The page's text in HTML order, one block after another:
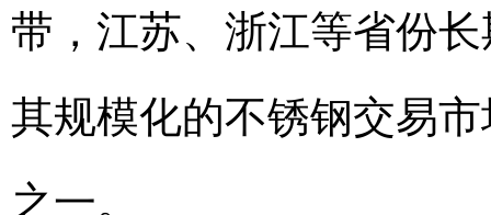
带，江苏、浙江等省份
其规模化的不锈钢交易
之一。